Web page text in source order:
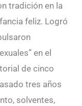
tradición en la
feliz. Logró
en el
de cinco
tres años
solventes,